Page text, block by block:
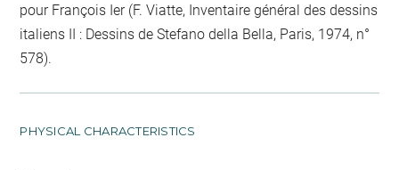
pour François Ier (F. Viatte, Inventaire général des dessins
italiens II : Dessins de Stefano della Bella, Paris, 1974, n°
578).
PHYSICAL CHARACTERISTICS